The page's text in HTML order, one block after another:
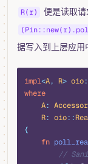
R(r) 便是读取请
据写入到上层应用
impl<A, R> oio
where
    A
: Accessor
    R
: oio::
{
    fn
//